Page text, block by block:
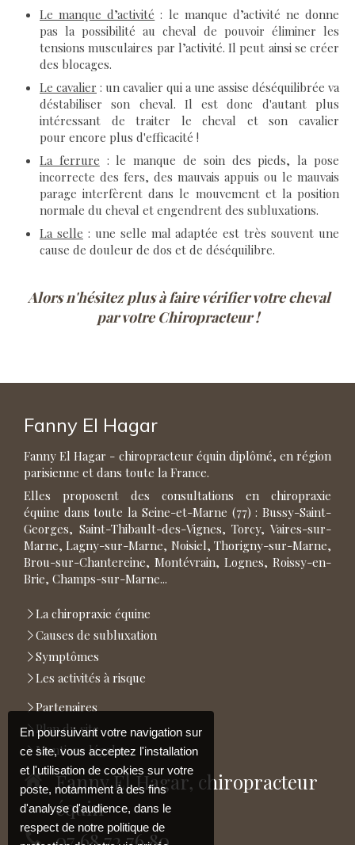
Le manque d’activité : le manque d’activité ne donne
pas la possibilité au cheval de pouvoir éliminer les
tensions musculaires par l’activité. Il peut ainsi se créer
des blocages.
Le cavalier : un cavalier qui a une assise déséquilibrée va
déstabiliser son cheval. Il est donc d'autant plus
intéressant de traiter le cheval et son cavalier
pour encore plus d'efficacité !
La ferrure : le manque de soin des pieds, la pose
incorrecte des fers, des mauvais appuis ou le mauvais
parage interfèrent dans le mouvement et la position
normale du cheval et engendrent des subluxations.
La selle : une selle mal adaptée est très souvent une
cause de douleur de dos et de déséquilibre.
Alors n'hésitez plus à faire vérifier votre cheval
par votre Chiropracteur !
Fanny El Hagar
Fanny El Hagar - chiropracteur équin diplômé, en région
parisienne et dans toute la France.
Elles proposent des consultations en chiropraxie
équine dans toute la Seine-et-Marne (77) : Bussy-Saint-
Georges, Saint-Thibault-des-Vignes, Torcy, Vaires-sur-
Marne, Lagny-sur-Marne, Noisiel, Thorigny-sur-Marne,
Brou-sur-Chantereine, Montévrain, Lognes, Roissy-en-
Brie, Champs-sur-Marne...
La chiropraxie équine
Causes de subluxation
Symptômes
Les activités à risque
Partenaires
Plan du site
Mentions légales
Fanny El Hagar, chiropracteur
équin
En poursuivant votre navigation sur
ce site, vous acceptez l'installation
et l'utilisation de cookies sur votre
poste, notamment à des fins
d'analyse d'audience, dans le
respect de notre politique de